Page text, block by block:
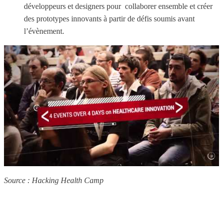
développeurs et designers pour collaborer ensemble et créer
des prototypes innovants à partir de défis soumis avant
l’évènement.
Source : Hacking Health Camp